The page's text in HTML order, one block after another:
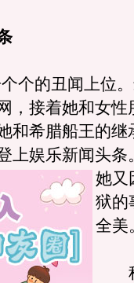
的丑闻上位。
，接着她和女性
和希腊船王的继
上娱乐新闻头条
她又
狱的
全美
种